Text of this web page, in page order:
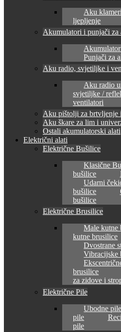
Aku
ljepljenje
Akumulatori i punjači za
Punjači za
Aku radio, svjetiljke i
Aku radio
svjetiljke /
ventilatori
Aku pištolji za brtvljenje
Aku škare za lim i
Ostali akumulatorski alati
Električni alati
Električne Bušilice
Klasične
bušilice
Udarni
bušilice
bušilice
Električne Brusilice
Male kutne
kutne brusilice
Dvostrane
Vibracijske
brusilice
za zidove i
Električne Pile
Ubodne pile
pile
pile